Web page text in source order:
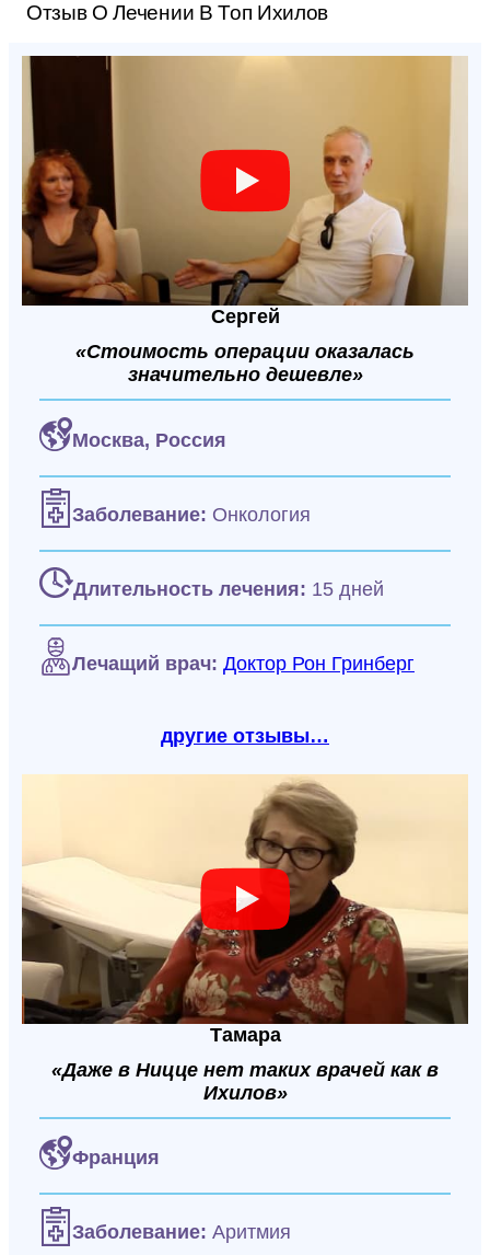
Отзыв О Лечении В Топ Ихилов
Сергей
«Стоимость операции оказалась
значительно дешевле»
Москва, Россия
Заболевание: Онкология
Длительность лечения: 15 дней
Лечащий врач: Доктор Рон Гринберг
другие отзывы…
Тамара
«Даже в Ницце нет таких врачей как в
Ихилов»
Франция
Заболевание: Аритмия